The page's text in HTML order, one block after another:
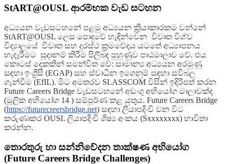
StART@OUSL ආරම්භක වැඩ සටහන
අධ්‍යයන වැඩසටහනේ පළමු අධ්‍යයන ක්‍රියාකාරකම වන්නේ
StART@OUSL ලෙස පොදුවේ හැඳින්වෙන විවෘත විශ්ව
විද්‍යාලයේ විවෘත සහ දුරස්ථ ක්‍රමවේදය යටතේ අධ්‍යාපනය
හැදෑරීමට සූදානම් කිරීම පිලිබඳ පුහුණුව පාඨමාලාව වේ. එය
කොටස් දෙකකින් සමන්විත වේ: සාමාන්‍ය අධ්‍යයන අරමුණු
සඳහා ඉංග්‍රීසි (EGAP) සහ ස්වාධීන ඉගෙනුම් සඳහා සවිබල
ගැන්වීම (EfIL). මිට අමතරව SLASSCOM විසින් ඉදිරිපත් කරන
Future Careers Bridge වැඩසටහනේ අඩංගු අභියෝග මාලාවක්ද
(මූලික අභියෝග 14 ) සම්පූර්ණ කළ යුතුය. Future Careers Bridge
(https://futurecreersbridge.net) සඳහා ලියාපදිංචි වන විට
කරුණාකර OUSL ලියාපදිංචි ශිෂ්‍ය අංකය (Sxxxxxxxx) භාවිතා
කරන්න.
තොරතුරු හා සන්නිවේදන තාක්ෂණ අභියෝග
(Future Careers Bridge Challenges)